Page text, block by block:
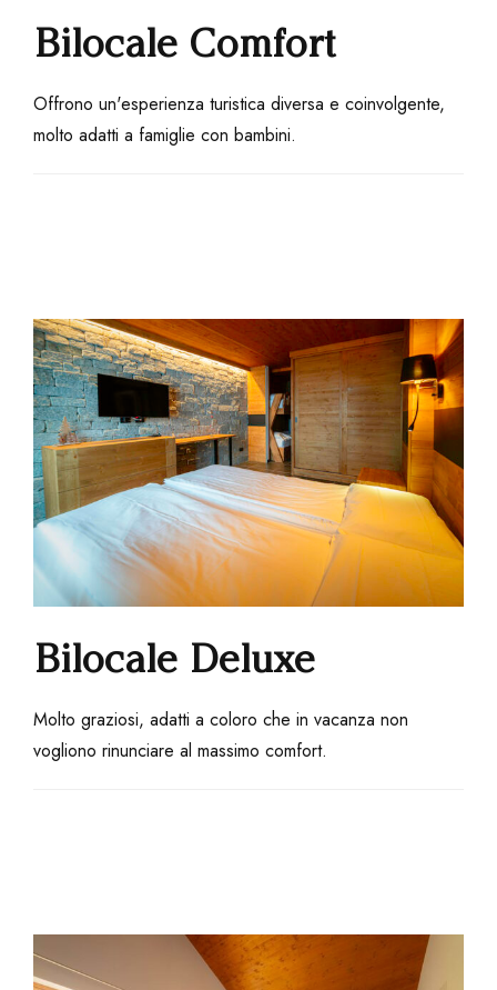
Bilocale Comfort
Offrono un'esperienza turistica diversa e coinvolgente,
molto adatti a famiglie con bambini.
Bilocale Deluxe
Molto graziosi, adatti a coloro che in vacanza non
vogliono rinunciare al massimo comfort.